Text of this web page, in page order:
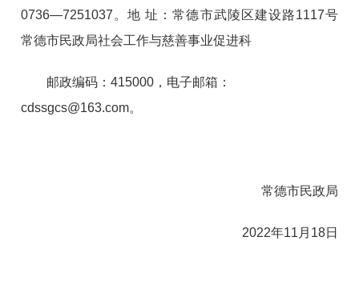
0736—7251037。地 址：常德市武陵区建设路1117号
常德市民政局社会工作与慈善事业促进科
邮政编码：415000，电子邮箱：
cdssgcs@163.com。
常德市民政局
2022年11月18日